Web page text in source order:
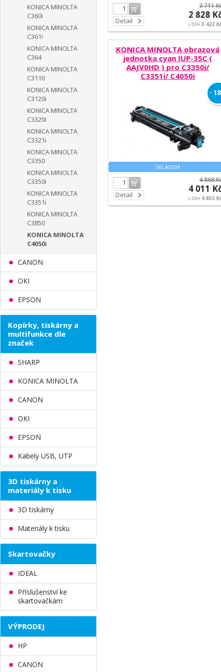
Detail
3 711
2 828
s DPH 3 422
KONICA MINOLTA obrazová
jednotka cyan IUP-35C (
AAJV0HD ) pro C3350i/
C3351i/ C4050i
SKLADEM
−18
Detail
4 868
4 011
s DPH 4 853
KONICA MINOLTA
C360i
KONICA MINOLTA
C361i
KONICA MINOLTA
C364
KONICA MINOLTA
C3110
KONICA MINOLTA
C3120i
KONICA MINOLTA
C3320i
KONICA MINOLTA
C3321i
KONICA MINOLTA
C3350
KONICA MINOLTA
C3350i
KONICA MINOLTA
C3351i
KONICA MINOLTA
C3850
KONICA MINOLTA
C4050i
CANON
OKI
EPSON
Kopírky, tiskárny a
multifunkce dle
značek
SHARP
KONICA MINOLTA
CANON
OKI
EPSON
Kabely USB, UTP
3D tiskárny a
materiály k tisku
3D tiskárny
Materiály k tisku
Skartovačky
IDEAL
Příslušenství ke
skartovačkám
VÝPRODEJ
HP
CANON